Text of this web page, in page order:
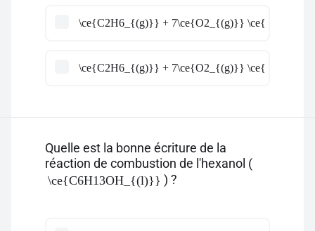
\ce{C2H6_{(g)}} + 7\ce{O2_{(g)}} \ce{->}
\ce{C2H6_{(g)}} + 7\ce{O2_{(g)}} \ce{->}
Quelle est la bonne écriture de la
réaction de combustion de l'hexanol (
\ce{C6H13OH_{(l)}} ) ?